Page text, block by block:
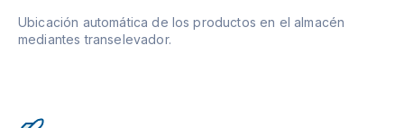
Ubicación automática de los productos en el almacén
mediantes transelevador.